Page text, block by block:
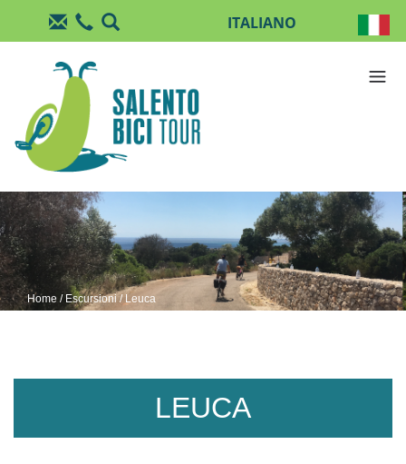
Salta al contenuto principale
Home /Escursioni/ Leuca
LEUCA